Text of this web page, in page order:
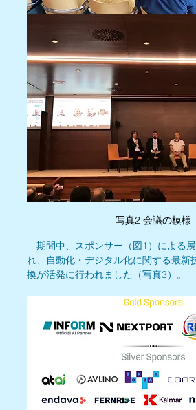
写真2 会議の模様
期間中、スポンサー（図1）による
れ、自動化・デジタル化に関する最新
換が活発に行われました（写真3）。